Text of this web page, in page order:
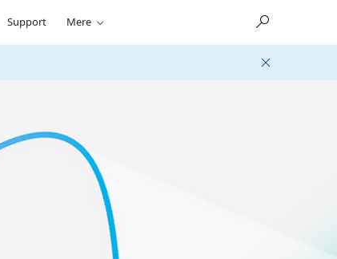
Support Mere